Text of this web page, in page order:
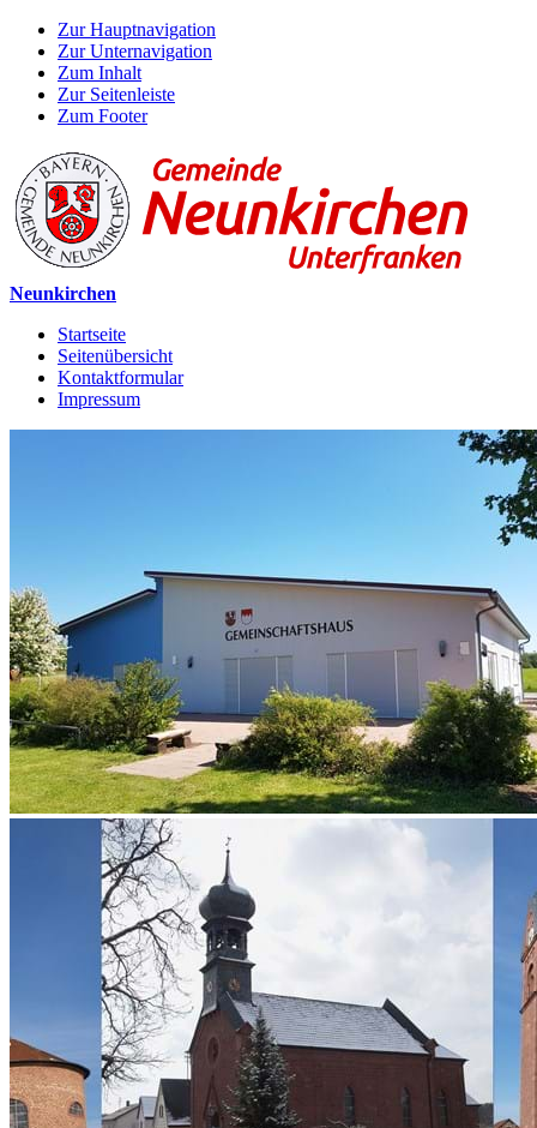
Zur Hauptnavigation
Zur Unternavigation
Zum Inhalt
Zur Seitenleiste
Zum Footer
Neunkirchen
Startseite
Seitenübersicht
Kontaktformular
Impressum